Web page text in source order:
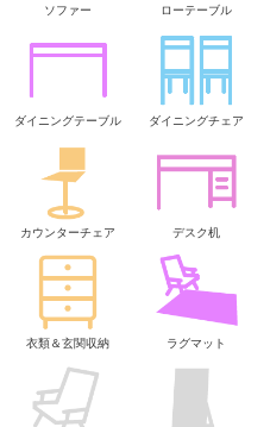
ソファー ローテーブル
ダイニングテーブル ダイニングチェア
カウンターチェア デスク机
衣類＆玄関収納 ラグマット